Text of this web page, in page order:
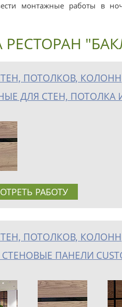
монтажные работы в
РЕСТОРАН
ПОТОЛКОВ, КОЛОНН
ДЛЯ СТЕН, ПОТОЛКА
РАБОТУ
ПОТОЛКОВ, КОЛОНН
ПАНЕЛИ